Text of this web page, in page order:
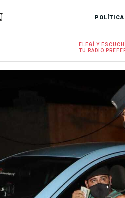
POLÍTICA
ELEGÍ Y
TU RADIO